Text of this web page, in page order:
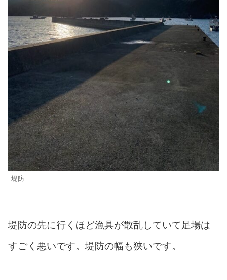
堤防
堤防の先に行くほど漁具が散乱していて足場は
すごく悪いです。堤防の幅も狭いです。